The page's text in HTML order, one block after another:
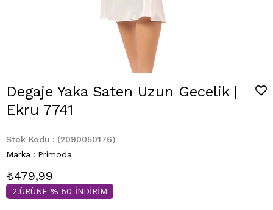
Degaje Yaka Saten Uzun Gecelik |
Ekru 7741
Stok Kodu
(2090050176)
Marka : Primoda
₺479,99
2.ÜRÜNE % 50 İNDİRİM